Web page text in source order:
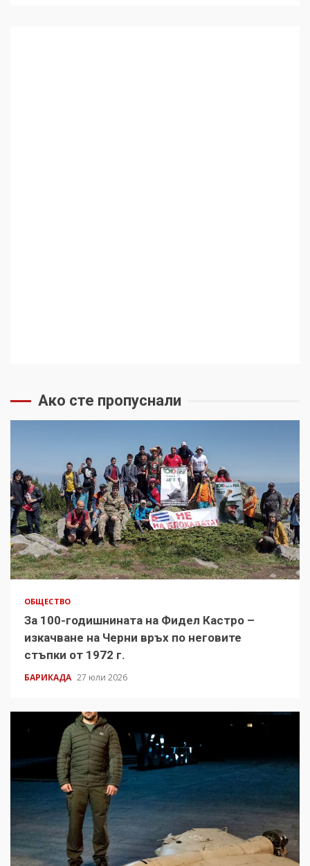
Ако сте пропуснали
ОБЩЕСТВО
За 100-годишнината на Фидел Кастро –
изкачване на Черни връх по неговите
стъпки от 1972 г.
БАРИКАДА 27 юли 2026